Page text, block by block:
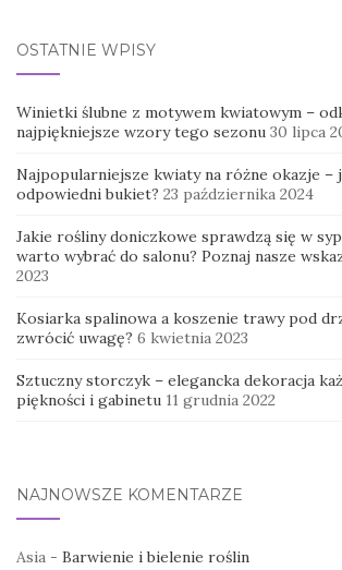
OSTATNIE WPISY
Winietki ślubne z motywem kwiatowym –
najpiękniejsze wzory tego sezonu 30 lipca
Najpopularniejsze kwiaty na różne okazje –
odpowiedni bukiet? 23 października 2024
Jakie rośliny doniczkowe sprawdzą się w
warto wybrać do salonu? Poznaj nasze
2023
Kosiarka spalinowa a koszenie trawy pod
zwrócić uwagę? 6 kwietnia 2023
Sztuczny storczyk – elegancka dekoracja
piękności i gabinetu 11 grudnia 2022
NAJNOWSZE KOMENTARZE
Asia - Barwienie i bielenie roślin